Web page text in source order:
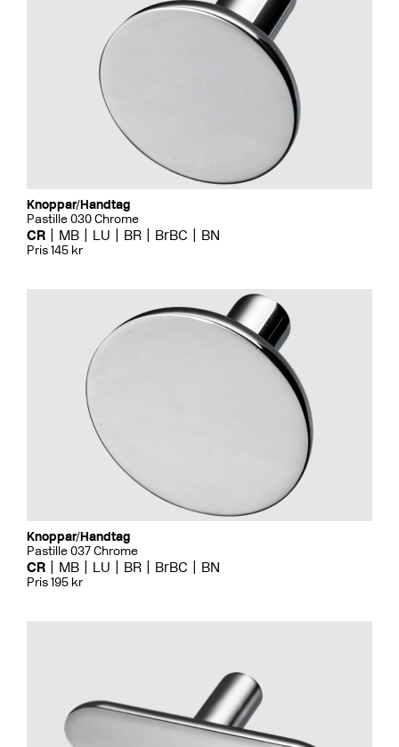
Knoppar/Handtag
Pastille 030 Chrome
CR MB LU BR BrBC BN
Pris 145 kr
Knoppar/Handtag
Pastille 037 Chrome
CR MB LU BR BrBC BN
Pris 195 kr